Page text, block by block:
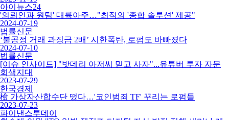
아이뉴스24
'의뢰인과 원팀' 대륙아주…"최적의 '종합 솔루션' 제공"
2024-07-19
법률신문
‘불공정 거래 과징금 2배’ 시한폭탄, 로펌도 바빠졌다
2024-07-10
법률신문
[이슈 인사이드] "밧데리 아저씨 믿고 사자"...유튜버 투자 자문
회색지대
2023-07-29
한국경제
檢 가상자산합수단 떴다…'코인범죄 TF' 꾸리는 로펌들
2023-07-23
파이낸스투데이